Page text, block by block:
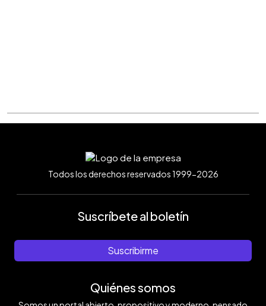
Todos los derechos reservados 1999-2026
Suscríbete al boletín
Suscribirme
Quiénes somos